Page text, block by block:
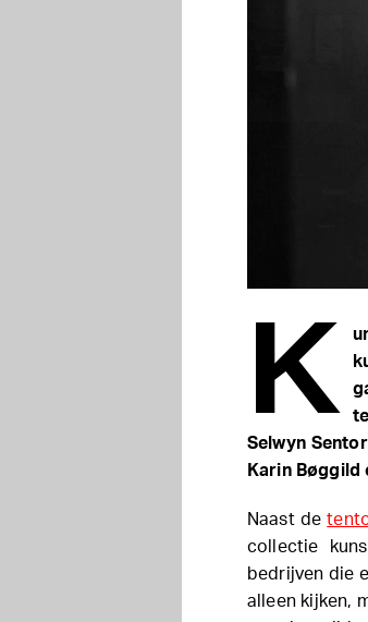
K
Selwyn
Karin Bøggild
Naast de
collectie
bedrijven die
alleen kijken,